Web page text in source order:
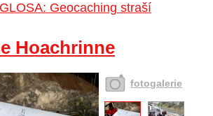
Geocaching straší
Hoachrinne
fotogalerie